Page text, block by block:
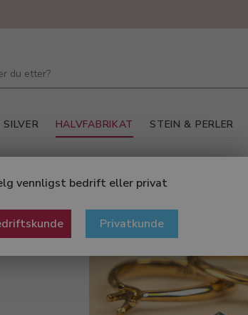
vennligst bedrift eller privat
Privatkunde
HALVFABRIKAT STEIN & PERLER